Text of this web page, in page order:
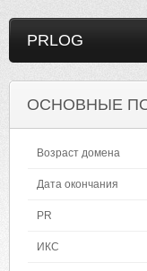
PRLOG
ОСНОВНЫЕ
Возраст домена
Дата окончания
PR
ИКС